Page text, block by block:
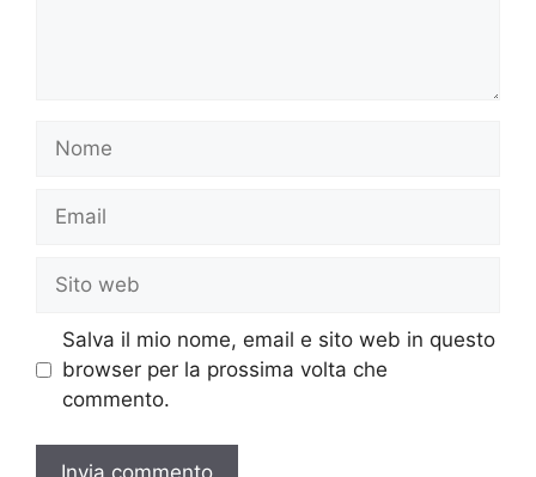
web
Salva il mio nome, email e sito web in questo
browser per la prossima volta che
commento.